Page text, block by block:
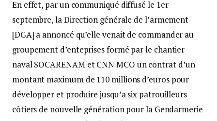
En effet, par un communiqué diffusé le 1er
septembre, la Direction générale de l’armement
[DGA] a annoncé qu’elle venait de commander au
groupement d’enteprises formé par le chantier
naval SOCARENAM et CNN MCO un contrat d’un
montant maximum de 110 millions d’euros pour
développer et produire jusqu’а six patrouilleurs
côtiers de nouvelle génération pour la Gendarmerie